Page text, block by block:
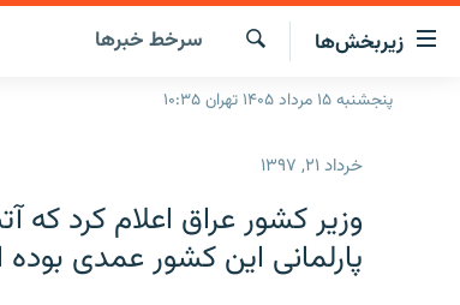
لینک‌های
قابلیت
دسترسی
زیربخش‌ها
صفحه اصلی
انتخاب کنید و بشنوید
جستجو
سرخط‌ خبرها
پنجشنبه ۱۵ مرداد ۱۴۰۵ تهران ۱۰:۳۵
خرداد ۲۱, ۱۳۹۷
وزیر کشور عراق اعلام کرد که
پارلمانی این کشور عمدی